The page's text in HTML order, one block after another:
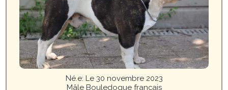
Né.e: Le 30 novembre 2023
Mâle Bouledogue français